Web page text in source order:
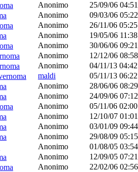
Anonimo 25/09/06
Anonimo 09/03/06
Anonimo 26/11/06
Anonimo 19/05/06
Anonimo 30/06/06
Anonimo 12/12/06
Anonimo 04/11/13
maldi 05/11/13
Anonimo 28/06/06
Anonimo 24/09/06
Anonimo 05/11/06
Anonimo 12/10/07
Anonimo 03/01/09
Anonimo 29/08/09
Anonimo 01/08/05
Anonimo 12/09/05
Anonimo 22/02/06